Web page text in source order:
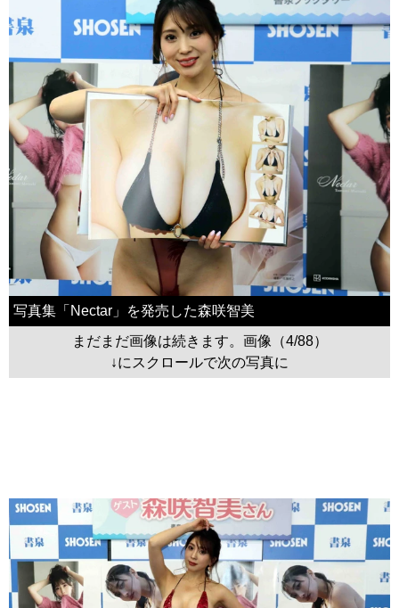
写真集「Nectar」を発売した森咲智美
まだまだ画像は続きます。画像（4/88）
↓にスクロールで次の写真に